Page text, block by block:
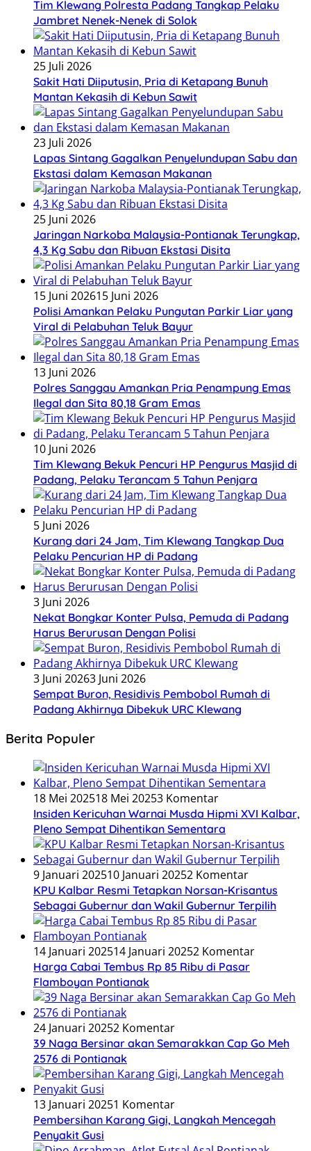
Tim Klewang Polresta Padang Tangkap Pelaku
Jambret Nenek-Nenek di Solok
25 Juli 2026
Sakit Hati Diiputusin, Pria di Ketapang Bunuh
Mantan Kekasih di Kebun Sawit
23 Juli 2026
Lapas Sintang Gagalkan Penyelundupan Sabu dan
Ekstasi dalam Kemasan Makanan
25 Juni 2026
Jaringan Narkoba Malaysia-Pontianak Terungkap,
4,3 Kg Sabu dan Ribuan Ekstasi Disita
15 Juni 202615 Juni 2026
Polisi Amankan Pelaku Pungutan Parkir Liar yang
Viral di Pelabuhan Teluk Bayur
13 Juni 2026
Polres Sanggau Amankan Pria Penampung Emas
Ilegal dan Sita 80,18 Gram Emas
10 Juni 2026
Tim Klewang Bekuk Pencuri HP Pengurus Masjid di
Padang, Pelaku Terancam 5 Tahun Penjara
5 Juni 2026
Kurang dari 24 Jam, Tim Klewang Tangkap Dua
Pelaku Pencurian HP di Padang
3 Juni 2026
Nekat Bongkar Konter Pulsa, Pemuda di Padang
Harus Berurusan Dengan Polisi
3 Juni 20263 Juni 2026
Sempat Buron, Residivis Pembobol Rumah di
Padang Akhirnya Dibekuk URC Klewang
Berita Populer
18 Mei 202518 Mei 20253 Komentar
Insiden Kericuhan Warnai Musda Hipmi XVI Kalbar,
Pleno Sempat Dihentikan Sementara
9 Januari 202510 Januari 20252 Komentar
KPU Kalbar Resmi Tetapkan Norsan-Krisantus
Sebagai Gubernur dan Wakil Gubernur Terpilih
14 Januari 202514 Januari 20252 Komentar
Harga Cabai Tembus Rp 85 Ribu di Pasar
Flamboyan Pontianak
24 Januari 20252 Komentar
39 Naga Bersinar akan Semarakkan Cap Go Meh
2576 di Pontianak
13 Januari 20251 Komentar
Pembersihan Karang Gigi, Langkah Mencegah
Penyakit Gusi